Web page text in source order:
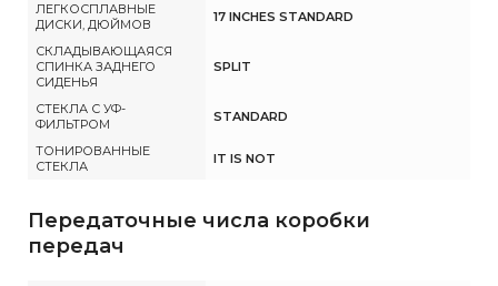
ЛЕГКОСПЛАВНЫЕ
ДИСКИ, ДЮЙМОВ
17 INCHES STANDARD
СКЛАДЫВАЮЩАЯСЯ
СПИНКА ЗАДНЕГО
СИДЕНЬЯ
SPLIT
СТЕКЛА С УФ-
ФИЛЬТРОМ
STANDARD
ТОНИРОВАННЫЕ
СТЕКЛА
IT IS NOT
Передаточные числа коробки
передач